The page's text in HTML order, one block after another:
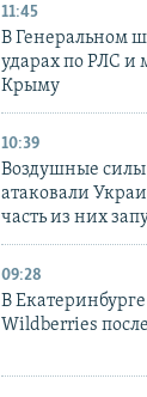
11:45
В Генеральном
ударах по РЛС и
Крыму
10:39
Воздушные
атаковали
часть из них
09:28
В
Wildberries